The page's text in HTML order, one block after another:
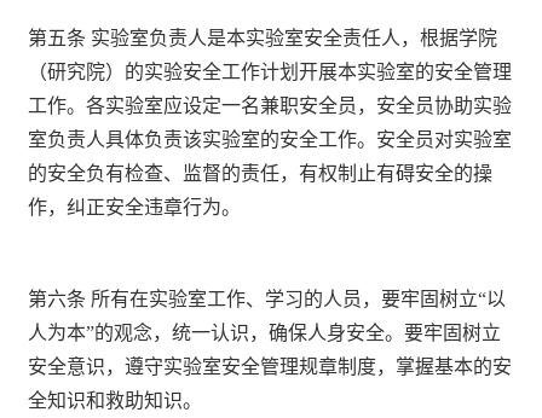
第五条 实验室负责人是本实验室安全责任人，根据学院
（研究院）的实验安全工作计划开展本实验室的安全管理
工作。各实验室应设定一名兼职安全员，安全员协助实验
室负责人具体负责该实验室的安全工作。安全员对实验室
的安全负有检查、监督的责任，有权制止有碍安全的操
作，纠正安全违章行为。
第六条 所有在实验室工作、学习的人员，要牢固树立“以
人为本”的观念，统一认识，确保人身安全。要牢固树立
安全意识，遵守实验室安全管理规章制度，掌握基本的安
全知识和救助知识。